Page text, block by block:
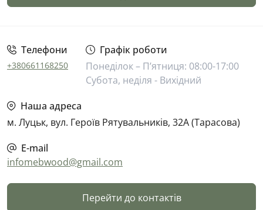
Публічна оферта
Телефони
+380661168250
Графік роботи
Понеділок – П’ятниця: 08:00-17:00
Субота, неділя - Вихідний
Наша адреса
м. Луцьк, вул. Героїв Рятувальників, 32А (Тарасова)
E-mail
infomebwood@gmail.com
Перейти до контактів